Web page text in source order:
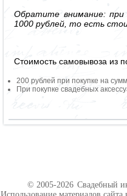
Обратите внимание: при
1000 рублей, то есть
Стоимость самовывоза из
200 рублей при покупке на
При покупке свадебных
© 2005-2026 Свадебный